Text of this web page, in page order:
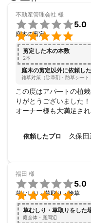
お付き合いをさせて頂いて
ご夫妻のお客様とは
勇気を持ってお声掛けさせ
直接営業が出逢いでした
あるいは
仕事している私に
勇気を出して声を掛けたと
今ではご主人様ご子息様
お付き合いさせて頂いて
信じて頼りにして頂いてい
沢山の皆様には感謝でし
相手の気持ちを考えた気遣
介護士経験のある外仕事
不動産管理会社 様


5.0
庭木の剪定
剪定した木の本数
2本
庭木の剪定以外に依頼し
雑草対策（除草剤・防草シート
この度はアパ―トの植
りがとうございました！
オーナー様も大満足され
依頼したプロ 久保田
福田 様


5.0
草むしり・草取り・除草
草むしり・草取りをした
庭全体・庭周辺